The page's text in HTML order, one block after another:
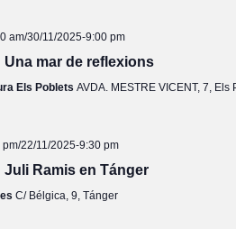
am/30/11/2025-9:00 pm
mar de reflexions
Els Poblets AVDA. MESTRE VICENT, 7, Els
pm/22/11/2025-9:30 pm
Ramis en Tánger
C/ Bélgica, 9, Tánger